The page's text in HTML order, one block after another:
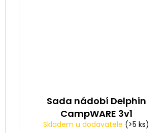
Sada nádobí Delphin
CampWARE 3v1
Skladem u dodavatele (>5 ks)